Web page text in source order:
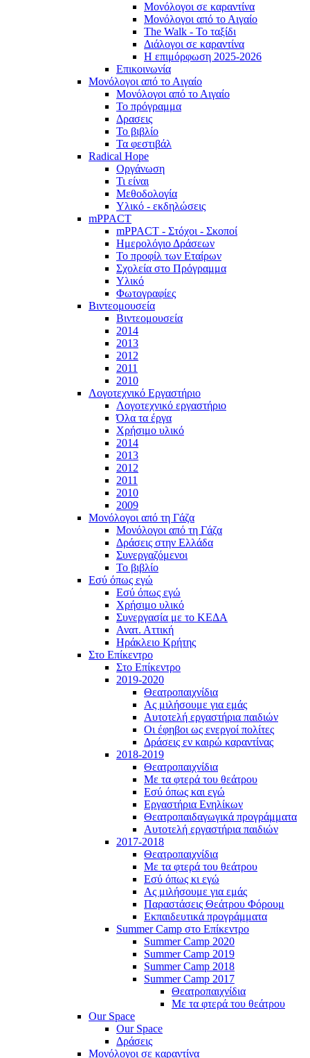
Μονόλογοι σε καραντίνα
Μονόλογοι από το Αιγαίο
The Walk - Το ταξίδι
Διάλογοι σε καραντίνα
Η επιμόρφωση 2025-2026
Επικοινωνία
Μονόλογοι από το Αιγαίο
Μονόλογοι από το Αιγαίο
Το πρόγραμμα
Δρασεις
Το βιβλίο
Τα φεστιβάλ
Radical Hope
Οργάνωση
Τι είναι
Μεθοδολογία
Υλικό - εκδηλώσεις
mPPACT
mPPACT - Στόχοι - Σκοποί
Ημερολόγιο Δράσεων
Το προφίλ των Εταίρων
Σχολεία στο Πρόγραμμα
Υλικό
Φωτογραφίες
Βιντεομουσεία
Βιντεομουσεία
2014
2013
2012
2011
2010
Λογοτεχνικό Εργαστήριο
Λογοτεχνικό εργαστήριο
Όλα τα έργα
Χρήσιμο υλικό
2014
2013
2012
2011
2010
2009
Μονόλογοι από τη Γάζα
Μονόλογοι από τη Γάζα
Δράσεις στην Ελλάδα
Συνεργαζόμενοι
To βιβλίο
Εσύ όπως εγώ
Εσύ όπως εγώ
Χρήσιμο υλικό
Συνεργασία με το ΚΕΔΑ
Ανατ. Αττική
Ηράκλειο Κρήτης
Στο Επίκεντρο
Στο Επίκεντρο
2019-2020
Θεατροπαιχνίδια
Ας μιλήσουμε για εμάς
Αυτοτελή εργαστήρια παιδιών
Οι έφηβοι ως ενεργοί πολίτες
Δράσεις εν καιρώ καραντίνας
2018-2019
Θεατροπαιχνίδια
Με τα φτερά του θεάτρου
Εσύ όπως και εγώ
Εργαστήρια Ενηλίκων
Θεατροπαιδαγωγικά προγράμματα
Αυτοτελή εργαστήρια παιδιών
2017-2018
Θεατροπαιχνίδια
Με τα φτερά του θεάτρου
Εσύ όπως κι εγώ
Ας μιλήσουμε για εμάς
Παραστάσεις Θεάτρου Φόρουμ
Εκπαιδευτικά προγράμματα
Summer Camp στο Επίκεντρο
Summer Camp 2020
Summer Camp 2019
Summer Camp 2018
Summer Camp 2017
Θεατροπαιχνίδια
Με τα φτερά του θεάτρου
Our Space
Our Space
Δράσεις
Μονόλογοι σε καραντίνα